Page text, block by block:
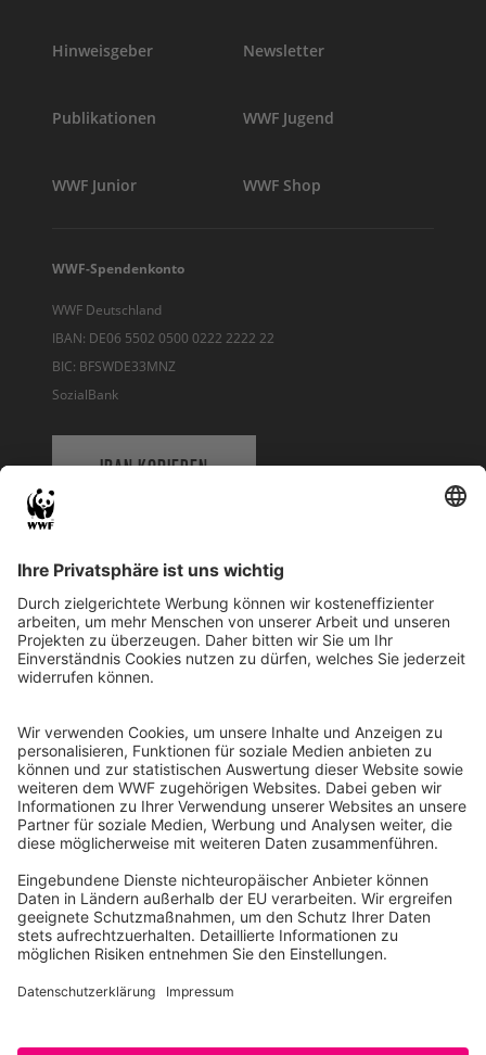
Hinweisgeber Newsletter
Publikationen WWF Jugend
WWF Junior WWF Shop
WWF-Spendenkonto
WWF Deutschland
IBAN: DE06 5502 0500 0222 2222 22
BIC: BFSWDE33MNZ
SozialBank
IBAN KOPIEREN
WWF Deutschland
Reinhardtstr. 18
10117 Berlin
Ihre Spende kann steuerlich geltend gemacht werden
Registriert als Stiftung WWF Deutschland, Senatsverwaltung für
Justiz Berlin, Az: 3416/976/2
Umsatzsteuer-Identifikationsnummer: DE 114236103
Freistellungsbescheid: Als gemeinnützige Körperschaft befreit
von der Körperschaftssteuer gem. §5 I 9 KStg. unter der
Steuernummer 27/641/09321